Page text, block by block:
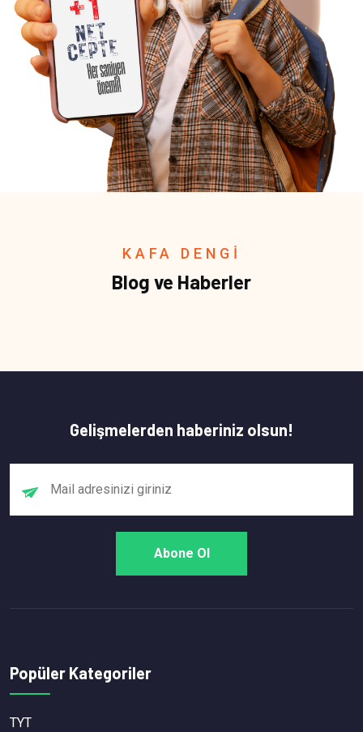
KAFA DENGİ
Blog ve Haberler
Gelişmelerden haberiniz olsun!
Popüler Kategoriler
TYT